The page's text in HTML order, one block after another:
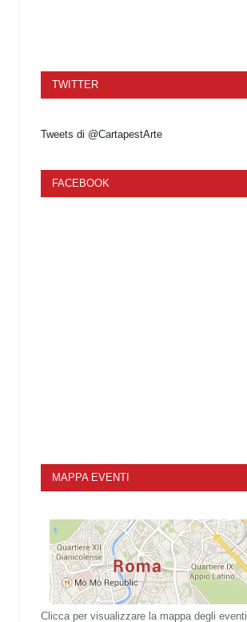
TWITTER
Tweets di @CartapestArte
FACEBOOK
MAPPA EVENTI
Clicca per visualizzare la mappa degli eventi